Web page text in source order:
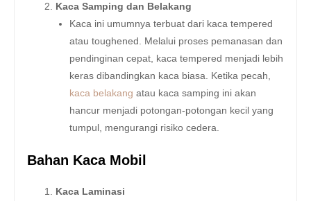
Kaca Samping dan Belakang
Kaca ini umumnya terbuat dari kaca tempered
atau toughened. Melalui proses pemanasan dan
pendinginan cepat, kaca tempered menjadi lebih
keras dibandingkan kaca biasa. Ketika pecah,
kaca belakang atau kaca samping ini akan
hancur menjadi potongan-potongan kecil yang
tumpul, mengurangi risiko cedera.
Bahan Kaca Mobil
Kaca Laminasi